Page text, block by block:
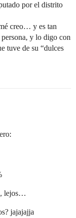
por el distrito
creo… y es tan
y lo digo con
tuve de su “dulces
lejos…
jajajajja